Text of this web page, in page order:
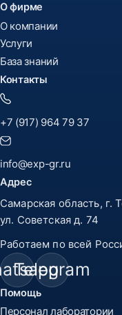
О фирме
О компании
Услуги
База знаний
Контакты
+7 (917) 964 79 37
info@exp-gr.ru
Адрес
Самарская область, г.
ул. Советская д. 74
Работаем по всей
Telegram
Помощь
Персонал лаборатории